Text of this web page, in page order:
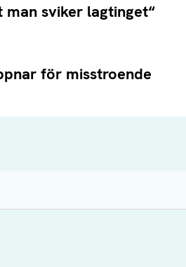
sviker lagtinget“
för misstroende